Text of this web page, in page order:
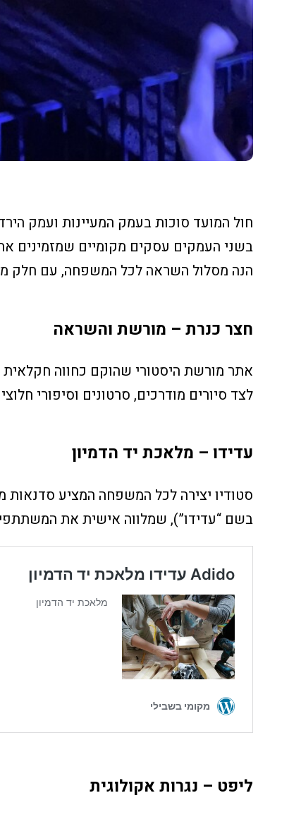
חול המועד סוכות בעמק המעיינות ועמק
בשני העמקים עסקים מקומיים שמזמינים
הנה מסלול השראה לכל המשפחה, עם חלק
חצר כנרת – מורשת והשראה
אתר מורשת היסטורי שהוקם כחווה
לצד סיורים מודרכים, סרטונים וסיפורי
עדידו – מלאכת יד הדמיון
סטודיו יצירה לכל המשפחה המציע סדנאות
בשם “עדידו”), שמלווה אישית את
ליפט – נגרות אקולוגית